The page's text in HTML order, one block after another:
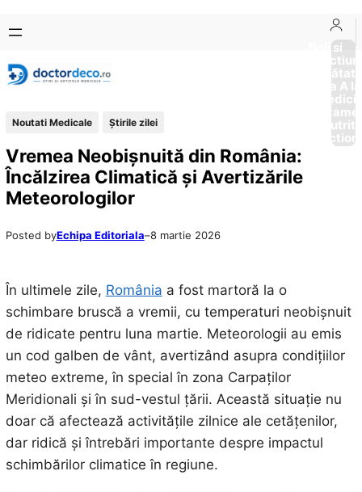
conținut
content
Boli si
Afectiuni
Sănătate
de la A
Noutati Medicale Știrile zilei
Vremea Neobișnuită din România:
Încălzirea Climatică și Avertizările
Meteorologilor
Posted byEchipa Editoriala–8 martie 2026
În ultimele zile, România a fost martoră la o
schimbare bruscă a vremii, cu temperaturi neobișnuit
de ridicate pentru luna martie. Meteorologii au emis
un cod galben de vânt, avertizând asupra condițiilor
meteo extreme, în special în zona Carpaților
Meridionali și în sud-vestul țării. Această situație nu
doar că afectează activitățile zilnice ale cetățenilor,
dar ridică și întrebări importante despre impactul
schimbărilor climatice în regiune.